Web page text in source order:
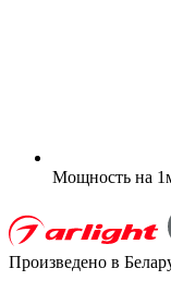
Мощность на
Произведено в